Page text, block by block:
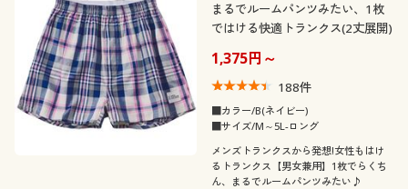
まるでルームパンツみたい、1枚
ではける快適トランクス(2丈展開)
1,375円～
188件
■カラー/B(ネイビー)
■サイズ/M～5L-ロング
メンズトランクスから発想!女性もはけ
るトランクス【男女兼用】1枚でらくち
ん、まるでルームパンツみたい♪